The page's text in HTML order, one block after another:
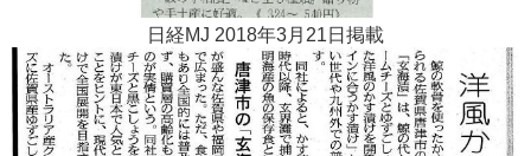
日経MJ 2018年3月21日掲載